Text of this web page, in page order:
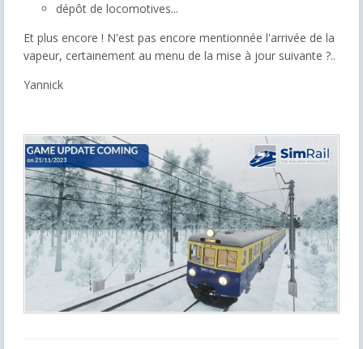
dépôt de locomotives...
Et plus encore ! N'est pas encore mentionnée l'arrivée de la
vapeur, certainement au menu de la mise à jour suivante ?..
Yannick